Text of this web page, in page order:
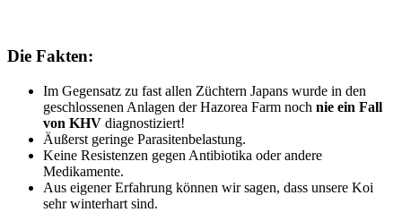
Die Fakten:
Im Gegensatz zu fast allen Züchtern Japans wurde in den
geschlossenen Anlagen der Hazorea Farm noch nie ein Fall
von KHV diagnostiziert!
Äußerst geringe Parasitenbelastung.
Keine Resistenzen gegen Antibiotika oder andere
Medikamente.
Aus eigener Erfahrung können wir sagen, dass unsere Koi
sehr winterhart sind.